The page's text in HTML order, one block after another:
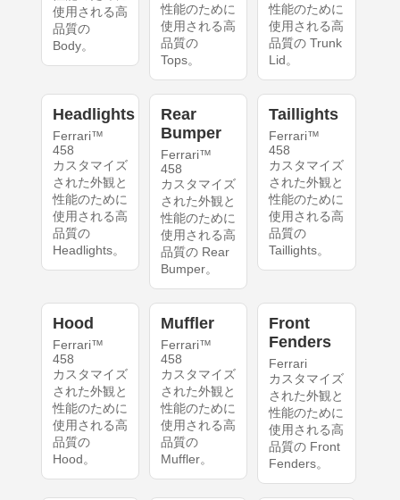
使用される高
品質の
Body。
性能のために
使用される高
品質の
Tops。
性能のために
使用される高
品質の Trunk
Lid。
Headlights
Ferrari™
458
カスタマイズ
された外観と
性能のために
使用される高
品質の
Headlights。
Rear
Bumper
Ferrari™
458
カスタマイズ
された外観と
性能のために
使用される高
品質の Rear
Bumper。
Taillights
Ferrari™
458
カスタマイズ
された外観と
性能のために
使用される高
品質の
Taillights。
Hood
Ferrari™
458
カスタマイズ
された外観と
性能のために
使用される高
品質の
Hood。
Muffler
Ferrari™
458
カスタマイズ
された外観と
性能のために
使用される高
品質の
Muffler。
Front
Fenders
Ferrari
カスタマイズ
された外観と
性能のために
使用される高
品質の Front
Fenders。